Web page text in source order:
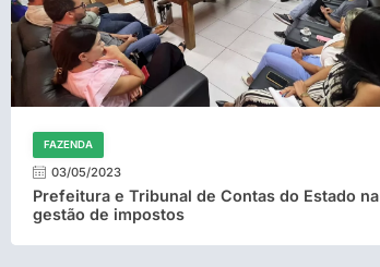
FAZENDA
03/05/2023
Prefeitura e Tribunal de Contas do Estado na
gestão de impostos